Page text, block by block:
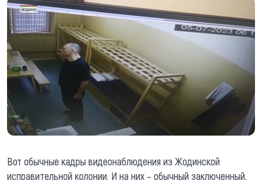
Вот обычные кадры видеонаблюдения из Жодинской
исправительной колонии. И на них – обычный заключенный,